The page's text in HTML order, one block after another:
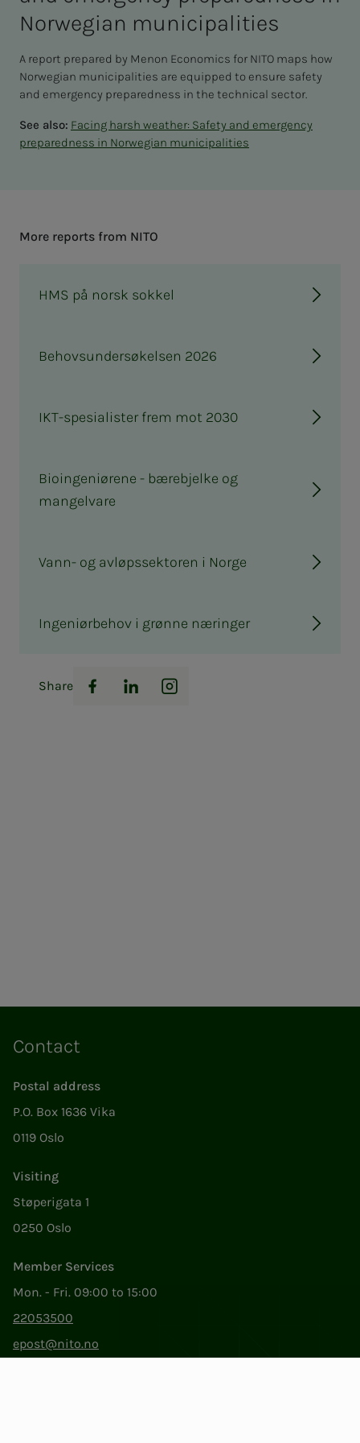
Nor­we­­­gian mu­nic­i­­­pal­i­ties
A report prepared by Menon Economics for NITO maps how
Norwegian municipalities are equipped to ensure safety
and emergency preparedness in the technical sector.
See also: Facing harsh weather: Safety and emergency
preparedness in Norwegian municipalities
More re­­­ports from NITO
HMS på norsk sokkel
Behovsundersøkelsen 2026
IKT-spesialister frem mot 2030
Bioingeniørene - bærebjelke og
mangelvare
Vann- og avløpssektoren i Norge
Ingeniørbehov i grønne næringer
Share
Facebook
LinkedInInstagram
Contact
Postal address
P.O. Box 1636 Vika
0119 Oslo
Visiting
Støperigata 1
0250 Oslo
Member Services
Mon. - Fri. 09:00 to 15:00
22053500
epost@nito.no